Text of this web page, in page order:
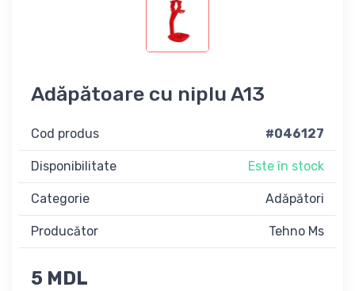
Adăpătoare cu niplu A13
Cod produs #046127
Disponibilitate Este în stock
Categorie Adăpători
Producător Tehno Ms
5 MDL